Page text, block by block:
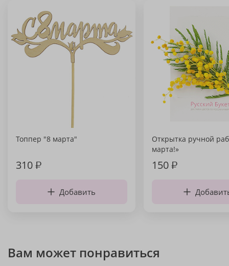
Топпер "8 марта"
310₽
Добавить
Открытка ручной
марта!»
150₽
Вам может понравиться